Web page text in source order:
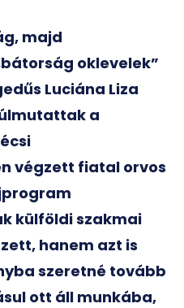
majd
oklevelek”
Luciána Liza
a
végzett fiatal orvos
külföldi szakmai
hanem azt is
szeretné tovább
ott áll munkába,